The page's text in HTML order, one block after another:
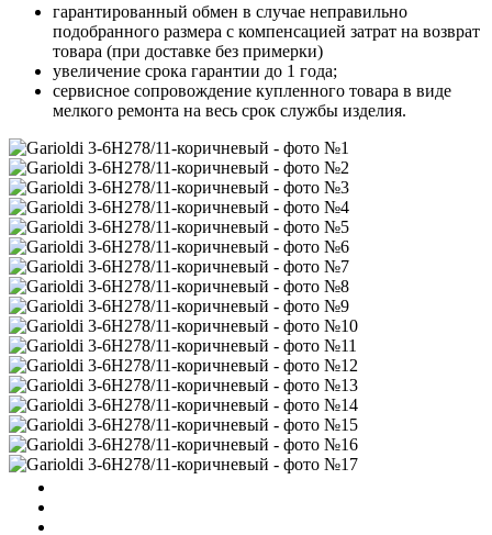
гарантированный обмен в случае неправильно
подобранного размера с компенсацией затрат на возврат
товара (при доставке без примерки)
увеличение срока гарантии до 1 года;
сервисное сопровождение купленного товара в виде
мелкого ремонта на весь срок службы изделия.